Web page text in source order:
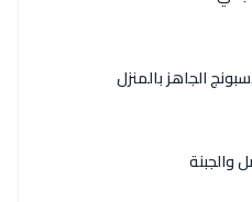
الجاهز بالمنزل
والجبنة